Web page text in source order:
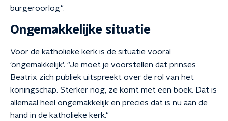
burgeroorlog".
Ongemakkelijke situatie
Voor de katholieke kerk is de situatie vooral
'ongemakkelijk'. "Je moet je voorstellen dat prinses
Beatrix zich publiek uitspreekt over de rol van het
koningschap. Sterker nog, ze komt met een boek. Dat is
allemaal heel ongemakkelijk en precies dat is nu aan de
hand in de katholieke kerk."